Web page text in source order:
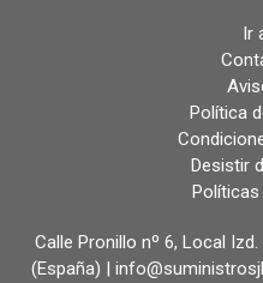
Ir
Política
Desistir
Políticas
Calle Pronillo nº 6, Local
(España) |